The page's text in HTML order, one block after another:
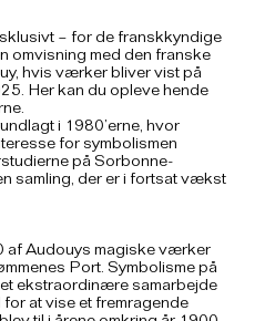
– for de franskkyndige
omvisning med den franske
hvis værker bliver vist på
Her kan du opleve hende
i 1980’erne, hvor
for symbolismen
på Sorbonne-
samling, der er i fortsat vækst
af Audouys magiske værker
Port. Symbolismepå
ekstraordinære samarbejde
at vise et fremragende